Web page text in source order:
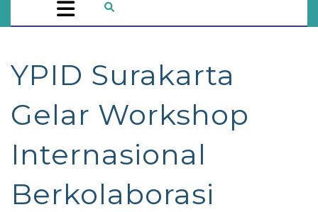
YPID Surakarta
Gelar Workshop
Internasional
Berkolaborasi